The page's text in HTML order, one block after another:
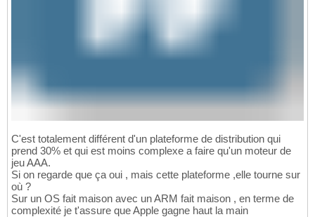
C'est totalement différent d'un plateforme de distribution qui
prend 30% et qui est moins complexe a faire qu'un moteur de
jeu AAA.
Si on regarde que ça oui , mais cette plateforme ,elle tourne sur
où ?
Sur un OS fait maison avec un ARM fait maison , en terme de
complexité je t'assure que Apple gagne haut la main